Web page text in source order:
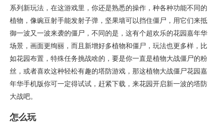
系列新玩法，在这游戏里，你还是熟悉的操作，种各种功能不同的
植物，像豌豆射手能发射子弹，坚果墙可以挡住僵尸，用它们来抵
御一波又一波来袭的僵尸，不同的是，这有个超欢乐的花园嘉年华
场景，画面更绚丽，而且新增好多植物和僵尸，玩法也更多样，比
如花园布置，特殊任务挑战啥的，要是你一直是植物大战僵尸的粉
丝，或者喜欢这种轻松有趣的塔防游戏，那这植物大战僵尸花园嘉
年华手机版你可一定得试试，赶紧下载，来花园开启新一波的塔防
大战吧。
怎么玩